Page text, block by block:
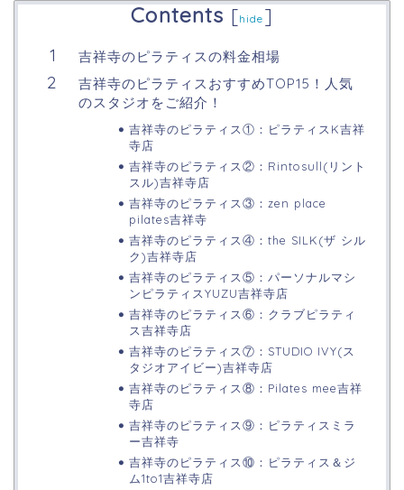
Contents [hide ]
吉祥寺のピラティスの料金相場
吉祥寺のピラティスおすすめTOP15！人気
のスタジオをご紹介！
吉祥寺のピラティス①：ピラティスK吉祥
寺店
吉祥寺のピラティス②：Rintosull(リント
スル)吉祥寺店
吉祥寺のピラティス③：zen place
pilates吉祥寺
吉祥寺のピラティス④：the SILK(ザ シル
ク)吉祥寺店
吉祥寺のピラティス⑤：パーソナルマシ
ンピラティスYUZU吉祥寺店
吉祥寺のピラティス⑥：クラブピラティ
ス吉祥寺店
吉祥寺のピラティス⑦：STUDIO IVY(ス
タジオアイビー)吉祥寺店
吉祥寺のピラティス⑧：Pilates mee吉祥
寺店
吉祥寺のピラティス⑨：ピラティスミラ
ー吉祥寺
吉祥寺のピラティス⑩：ピラティス＆ジ
ム1to1吉祥寺店